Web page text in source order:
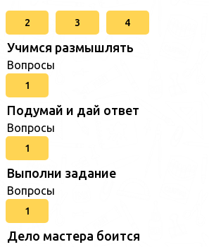
2 3 4
Учимся размышлять
Вопросы
1
Подумай и дай ответ
Вопросы
1
Выполни задание
Вопросы
1
Дело мастера боится